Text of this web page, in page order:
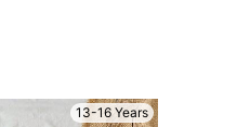
13-16 Years